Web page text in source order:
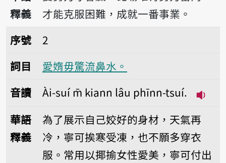
釋義
才能克服困難，成就一番事業。
序號2愛媠毋驚流鼻水。
序號
2
詞目
愛媠毋驚流鼻水。
音讀
Ài-suí m̄ kiann lâu phīnn-tsuí.
華語
釋義
為了展示自己姣好的身材，天氣再
冷，寧可挨寒受凍，也不願多穿衣
服。常用以揶揄女性愛美，寧可付出